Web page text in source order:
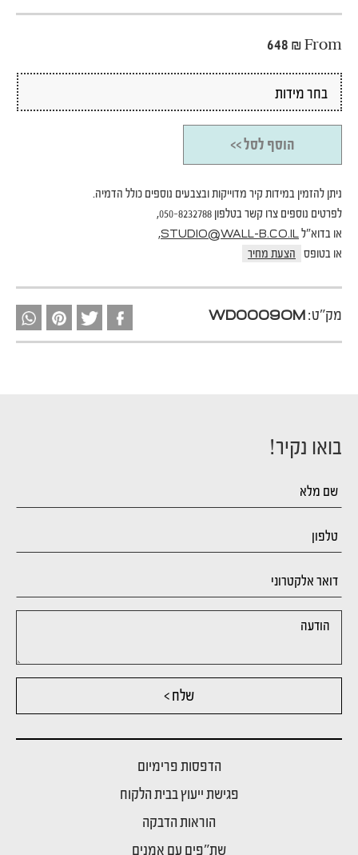
From
648 ₪
הוסף לסל >>
ניתן להזמין במידות קיר מדוייקות ובצבעים נוספים כולל הדמיה.
לפרטים נוספים צרו קשר בטלפון 050-8232788,
או בדוא"לSTUDIO@WALL-B.CO.IL
,
או בטופס
הצעת מחיר
מק"ט:WD0009OM
הדפסות פרימיום
פגישת ייעוץ בבית הלקוח
הוראות הדבקה
שת"פים עם אמנים
בואו נקיר!
שלח >